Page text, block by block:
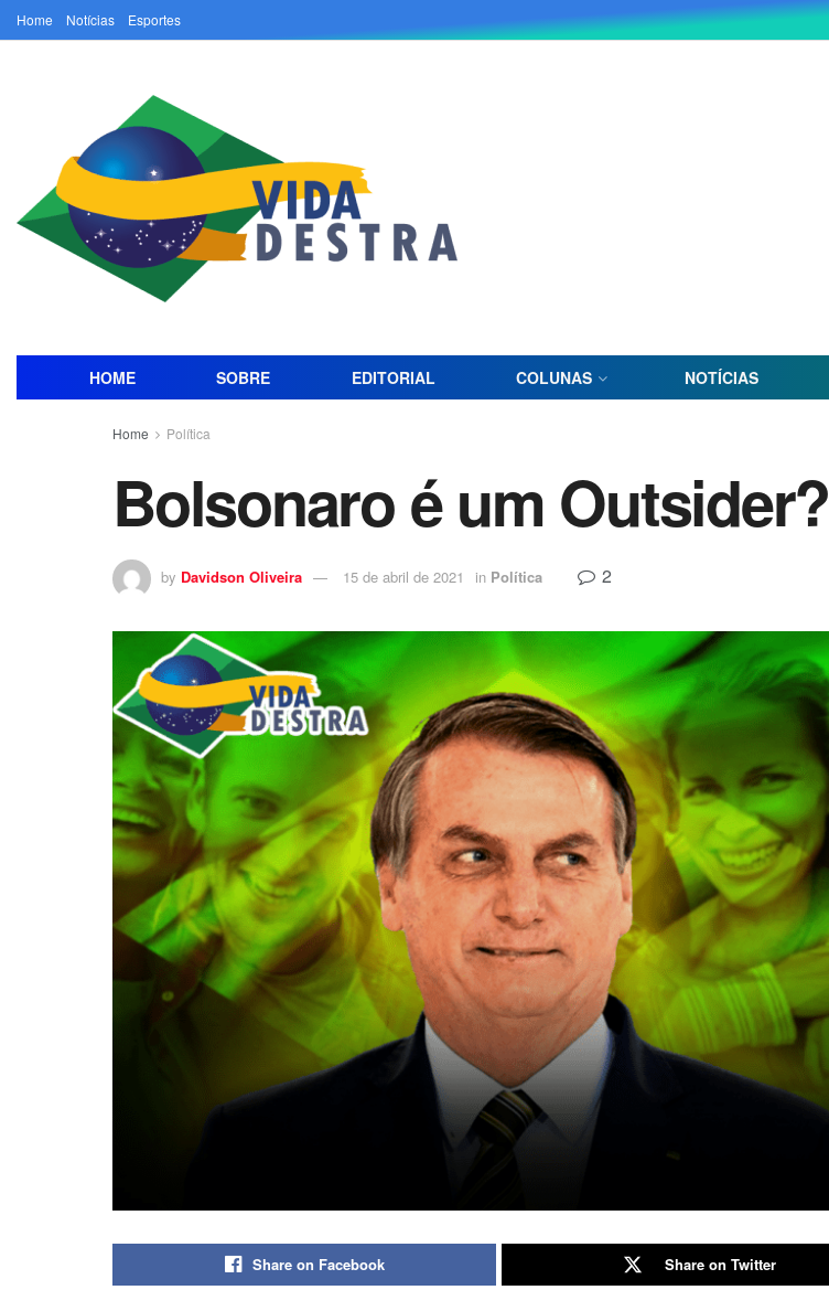
Home Notícias Esportes
HOME SOBRE EDITORIAL COLUNAS NOTÍCIAS
Home Política
Bolsonaro é um Outsider?
by Davidson Oliveira 15 de abril de 2021 in Política 2
Share on Facebook Share on Twitter